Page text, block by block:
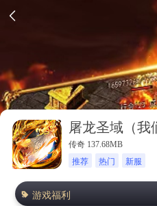
屠龙圣域（我
传奇 137.68MB
推荐 热门 新服
游戏福利